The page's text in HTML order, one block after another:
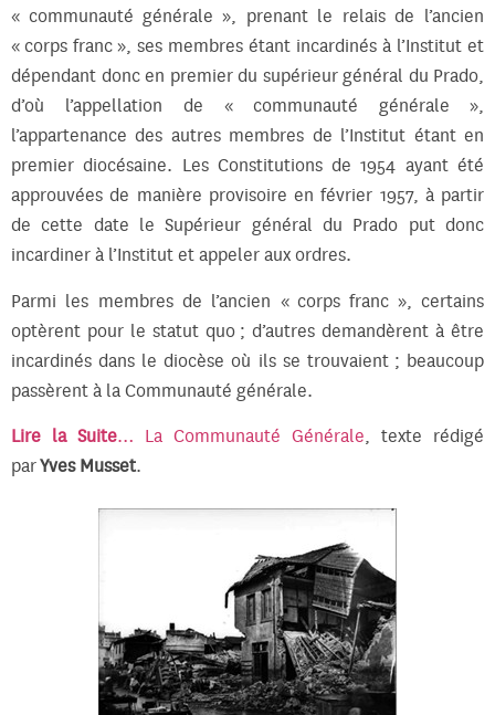
« communauté générale », prenant le relais de l’ancien
« corps franc », ses membres étant incardinés à l’Institut et
dépendant donc en premier du supérieur général du Prado,
d’où l’appellation de « communauté générale »,
l’appartenance des autres membres de l’Institut étant en
premier diocésaine. Les Constitutions de 1954 ayant été
approuvées de manière provisoire en février 1957, à partir
de cette date le Supérieur général du Prado put donc
incardiner à l’Institut et appeler aux ordres.
Parmi les membres de l’ancien « corps franc », certains
optèrent pour le statut quo ; d’autres demandèrent à être
incardinés dans le diocèse où ils se trouvaient ; beaucoup
passèrent à la Communauté générale.
Lire la Suite… La Communauté Générale, texte rédigé
parYves Musset.